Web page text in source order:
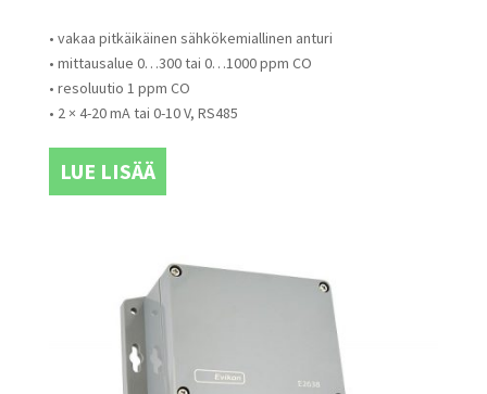
• vakaa pitkäikäinen sähkökemiallinen anturi
• mittausalue 0…300 tai 0…1000 ppm CO
• resoluutio 1 ppm CO
• 2 × 4-20 mA tai 0-10 V, RS485
LUE LISÄÄ